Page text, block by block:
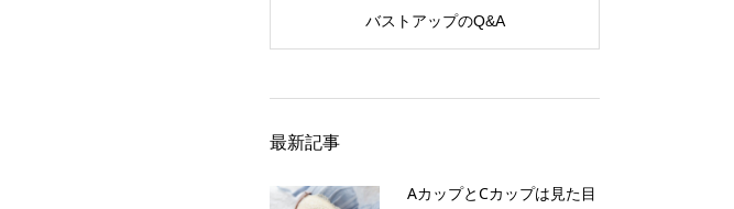
バストアップのQ&A
最新記事
AカップとCカップは見た目